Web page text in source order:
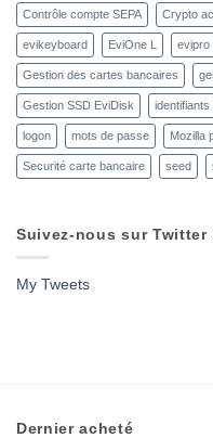
Contrôle compte SEPA Crypto
evikeyboard EviOne L evipro
Gestion des cartes bancaires
Gestion SSD EviDisk
logon mots de passe Mozilla
Securité carte bancaire seed
Suivez-nous sur Twitter
My Tweets
Dernier acheté